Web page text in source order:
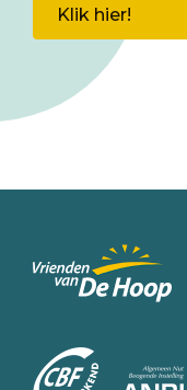
Klik hier!
de
homepage